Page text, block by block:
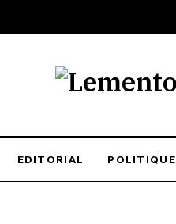
EDITORIAL POLITIQUE